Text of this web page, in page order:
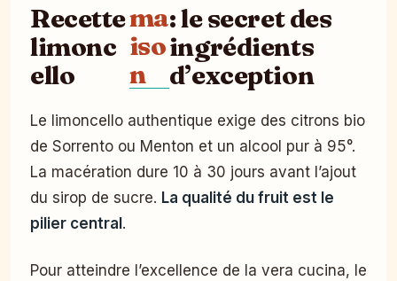
Recette
limonc
ello
ma
iso
n
: le secret des
ingrédients
d’exception
Le limoncello authentique exige des citrons bio
de Sorrento ou Menton et un alcool pur à 95°.
La macération dure 10 à 30 jours avant l’ajout
du sirop de sucre. La qualité du fruit est le
pilier central .
Pour atteindre l’excellence de la vera cucina, le